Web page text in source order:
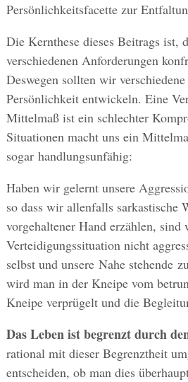
Persönlichkeitsfacette zur
Die Kernthese dieses Beitrags ist,
verschiedenen Anforderungen
Deswegen sollten wir
Persönlichkeit entwickeln. Eine
Mittelmaß ist ein schlechter
Situationen macht uns ein
sogar handlungsunfähig:
Haben wir gelernt unsere
so dass wir allenfalls sarkastische
vorgehaltener Hand erzählen,
Verteidigungssituation nicht
selbst und unsere Nahe stehende
wird man in der Kneipe vom
Kneipe verprügelt und die
Das Leben ist begrenzt durch
rational mit dieser Begrenztheit
entscheiden, ob man dies